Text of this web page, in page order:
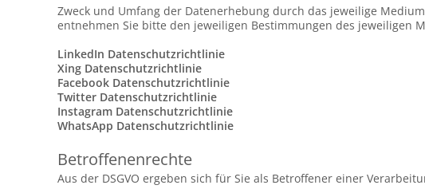
Zweck und Umfang der Datenerhebung durch das jeweilige
entnehmen Sie bitte den jeweiligen Bestimmungen des jeweiligen
LinkedIn Datenschutzrichtlinie
Xing Datenschutzrichtlinie
Facebook Datenschutzrichtlinie
Twitter Datenschutzrichtlinie
Instagram Datenschutzrichtlinie
WhatsApp Datenschutzrichtlinie
Betroffenenrechte
Aus der DSGVO ergeben sich für Sie als Betroffener einer